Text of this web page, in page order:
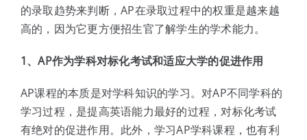
的录取趋势来判断，AP在录取过程中的权重是越来越
高的，因为它更方便招生官了解学生的学术能力。
1、AP作为学科对标化考试和适应大学的促进作用
AP课程的本质是对学科知识的学习。对AP不同学科的
学习过程，是提高英语能力最好的过程，对标化考试
有绝对的促进作用。此外，学习AP学科课程，也有利